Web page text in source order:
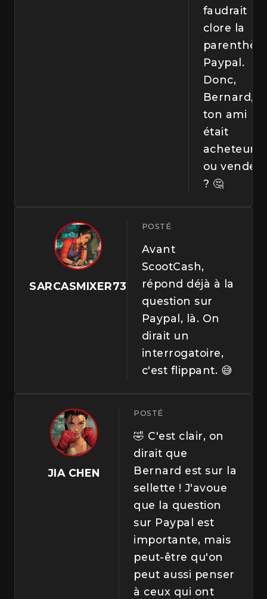
faudrait
clore la
Paypal.
Donc,
Bernard,
ton ami
était
acheteur
ou
? 🤔
SARCASMIXER73
POSTÉ
Avant
ScootCash,
répond déjà à la
question sur
Paypal, là. On
dirait un
interrogatoire,
c'est flippant. 😅
JIA CHEN
POSTÉ
🤣 C'est clair, on
dirait que
Bernard est sur la
sellette ! J'avoue
que la question
sur Paypal est
importante, mais
peut-être qu'on
peut aussi penser
à ceux qui ont